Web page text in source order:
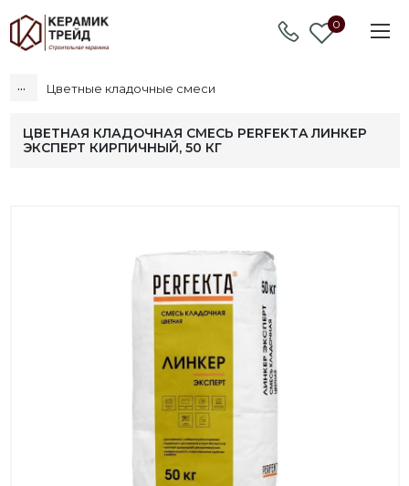
0
... Цветные кладочные смеси
ЦВЕТНАЯ КЛАДОЧНАЯ СМЕСЬ PERFEKTA ЛИНКЕР
ЭКСПЕРТ КИРПИЧНЫЙ, 50 КГ